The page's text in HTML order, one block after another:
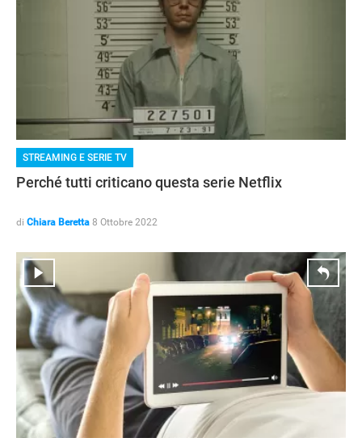
STREAMING E SERIE TV
Perché tutti criticano questa serie Netflix
di Chiara Beretta 8 Ottobre 2022